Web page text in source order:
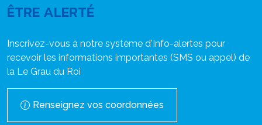
ÊTRE ALERTÉ
Inscrivez-vous à notre système d'Info-alertes pour
recevoir les informations importantes (SMS ou appel) de
la Le Grau du Roi
Renseignez vos coordonnées